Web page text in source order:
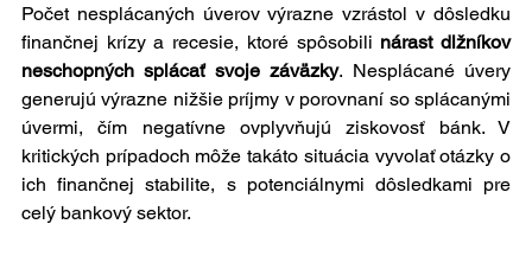
Počet nesplácaných úverov výrazne vzrástol v dôsledku
finančnej krízy a recesie, ktoré spôsobili nárast dlžníkov
neschopných splácať svoje záväzky. Nesplácané úvery
generujú výrazne nižšie príjmy v porovnaní so splácanými
úvermi, čím negatívne ovplyvňujú ziskovosť bánk. V
kritických prípadoch môže takáto situácia vyvolať otázky o
ich finančnej stabilite, s potenciálnymi dôsledkami pre
celý bankový sektor.